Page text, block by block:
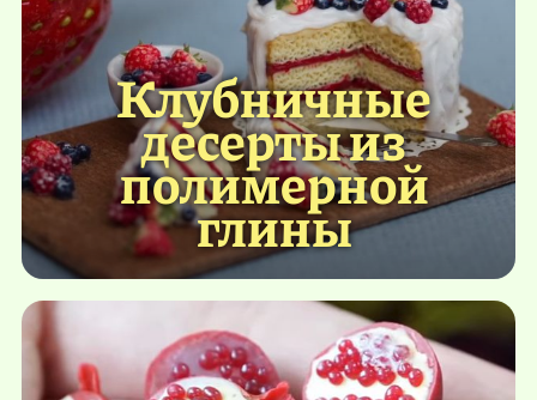
Клубничные
десерты из
полимерной
глины